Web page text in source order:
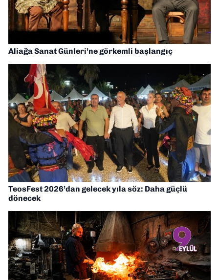
Aliağa Sanat Günleri’ne görkemli başlangıç
TeosFest 2026’dan gelecek yıla söz: Daha güçlü
dönecek